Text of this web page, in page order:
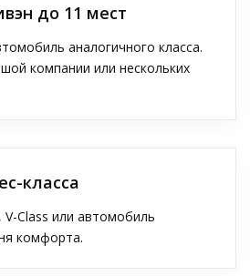
до 11 мест
аналогичного класса.
компании или нескольких
класса
Class или автомобиль
комфорта.